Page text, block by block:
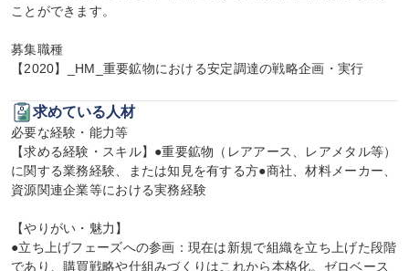
ことができます。
募集職種
【2020】_HM_重要鉱物における安定調達の戦略企画・実行
求めている人材
必要な経験・能力等
【求める経験・スキル】●重要鉱物（レアアース、レアメタル等）
に関する業務経験、または知見を有する方●商社、材料メーカー、
資源関連企業等における実務経験
【やりがい・魅力】
●立ち上げフェーズへの参画：現在は新規で組織を立ち上げた段階
であり、購買戦略や仕組みづくりはこれから本格化。ゼロベース